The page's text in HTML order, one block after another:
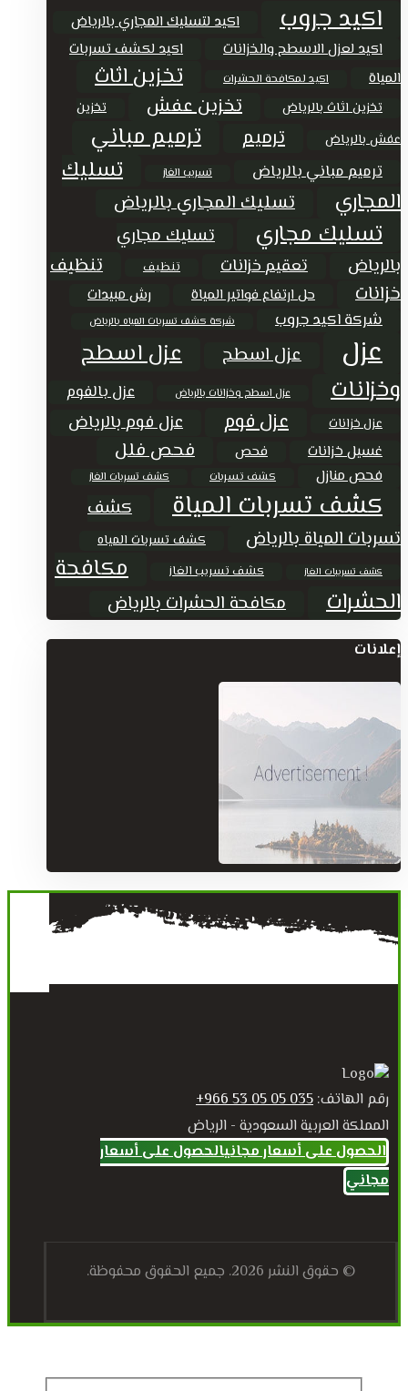
اكيد جروب اكيد لتسليك المجاري بالرياض
اكيد لعزل الاسطح والخزانات
اكيد لكشف تسربات
المياة
اكيد لمكافحة الحشرات تخزين اثاث
تخزين اثاث بالرياض تخزين عفش
تخزين
عفش بالرياض
ترميم ترميم مباني
ترميم مباني بالرياض تسريب الغاز
تسليك
المجاري
تسليك المجاري بالرياض
تسليك مجاري
تسليك مجاري
بالرياض
تعقيم خزانات تنظيف
تنظيف
خزانات
حل ارتفاع فواتير المياة رش مبيدات
شركة اكيد جروب شركة كشف تسربات المياه بالرياض
عزل عزل اسطح
عزل اسطح
وخزانات
عزل اسطح وخزانات بالرياض عزل بالفوم
عزل خزانات عزل فوم عزل فوم بالرياض
غسيل خزانات فحص فحص فلل
فحص منازل كشف تسربات كشف تسربات الغاز
كشف تسربات المياة
كشف
تسربات المياة بالرياض
كشف تسربات المياه
كشف تسريبات الغاز كشف تسريب الغاز
مكافحة
الحشرات
مكافحة الحشرات بالرياض
إعلانات
رقم الهاتف: 035 05 05 53 966+
المملكة العربية السعودية - الرياض
الحصول على أسعار مجانيالحصول على أسعار
مجاني
© حقوق النشر 2026. جميع الحقوق محفوظة.